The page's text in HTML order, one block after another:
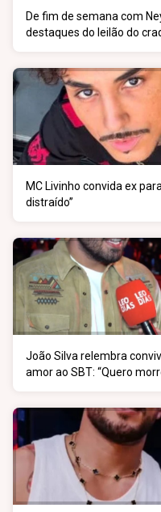
De fim de semana com
destaques do leilão do
MC Livinho convida ex
distraído”
João Silva relembra
amor ao SBT: “Quero